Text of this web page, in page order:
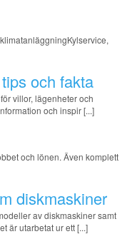
och fakta
villor, lägenheter och
och inspir [...]
och lönen. Även komplett
diskmaskiner
av diskmaskiner samt
är utarbetat ur ett [...]